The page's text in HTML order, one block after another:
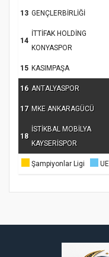
Etkinliği
Türkiye’de
koparıyor
13 GENÇLERBİRLİĞİ
14
İTTİFAK HOLDİNG
KONYASPOR
15 KASIMPAŞA
16 ANTALYASPOR
17 MKE ANKARAGÜCÜ
18
İSTİKBAL MOBİLYA
KAYSERİSPOR
Şampiyonlar Ligi